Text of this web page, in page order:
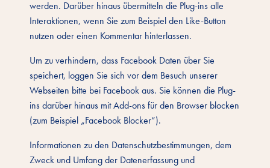
werden. Darüber hinaus übermitteln die Plug-ins alle
Interaktionen, wenn Sie zum Beispiel den Like-Button
nutzen oder einen Kommentar hinterlassen.
Um zu verhindern, dass Facebook Daten über Sie
speichert, loggen Sie sich vor dem Besuch unserer
Webseiten bitte bei Facebook aus. Sie können die Plug-
ins darüber hinaus mit Add-ons für den Browser blocken
(zum Beispiel „Facebook Blocker“).
Informationen zu den Datenschutzbestimmungen, dem
Zweck und Umfang der Datenerfassung und